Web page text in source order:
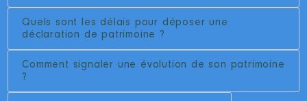
Quels sont les délais pour déposer une
déclaration de patrimoine ?
Comment signaler une évolution de son patrimoine
?